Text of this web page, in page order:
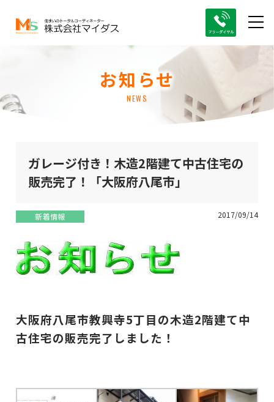
お知らせ
NEWS
ガレージ付き！木造2階建て中古住宅の
販売完了！「大阪府八尾市」
新着情報 2017/09/14
大阪府八尾市教興寺5丁目の木造2階建て中
古住宅の販売完了しました！